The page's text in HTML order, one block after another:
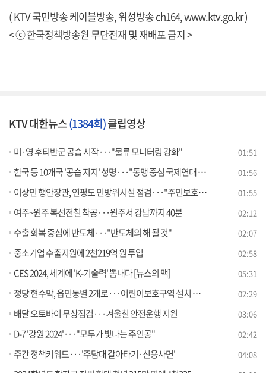
( KTV 국민방송 케이블방송, 위성방송 ch164,www.ktv.go.kr)
< ⓒ 한국정책방송원 무단전재 및 재배포 금지 >
KTV 대한뉴스(1384회)클립영상
미·영 후티반군 공습 시작···"물류 모니터링 강화" 01:51
한국 등 10개국 '공습 지지' 성명···"동맹 중심 국제연대 강화" 01:56
이상민 행안장관, 연평도 민방위시설 점검···"주민보호" 당부 01:55
여주~원주 복선전철 착공···원주서 강남까지 40분 02:12
수출 회복 중심에 반도체···"반도체의 해 될 것" 02:07
중소기업 수출지원에 2천219억 원 투입 02:58
CES 2024, 세계에 'K-기술력' 뽐내다 [뉴스의 맥] 05:31
정당 현수막, 읍면동별 2개로···어린이보호구역 설치 금지 [정책현장+] 02:29
배달 오토바이 무상점검···겨울철 안전운행 지원 03:06
D-7 '강원 2024'···"모두가 빛나는 주인공" 02:42
주간 정책키워드···'주담대 갈아타기·신용사면' 04:08